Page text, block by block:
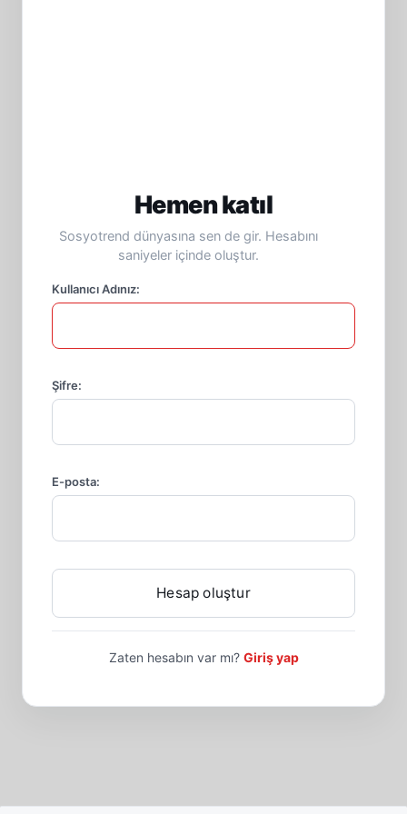
Hemen katıl
Sosyotrend dünyasına sen de gir. Hesabını
saniyeler içinde oluştur.
Kullanıcı Adınız:
Şifre:
E-posta:
Zaten hesabın var mı? Giriş yap